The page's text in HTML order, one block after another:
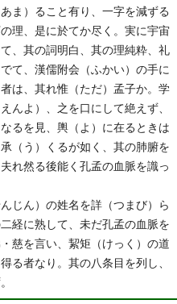
ま）ること有り、一字を減ずる
理、是に於てか尽く。実に宇宙
、其の詞明白、其の理純粋、礼
て、漢儒附会（ふかい）の手に
は、其れ惟（ただ）孟子か。学
んよ）、之を口にして絶えず、
るを見、輿（よ）に在るときは
（う）くるが如く、其の肺腑を
れ然る後能く孔孟の血脈を識っ
じん）の姓名を詳（つまび）ら
経に熟して、未だ孔孟の血脈を
慈を言い、絜矩（けっく）の道
る者なり。其の八条目を列し、